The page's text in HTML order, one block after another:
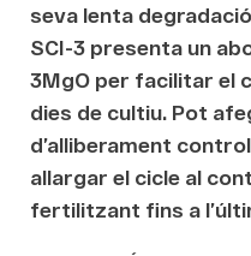
seva lenta
SCI-3 presenta un
3MgO per facilitar el
dies de cultiu. Pot
d’alliberament
allargar el cicle al
fertilitzant fins a